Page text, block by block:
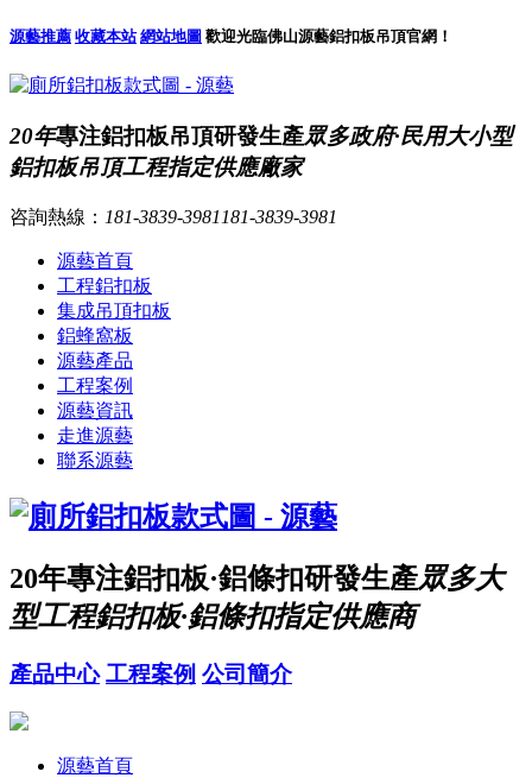
源藝推薦 收藏本站 網站地圖 歡迎光臨佛山源藝鋁扣板吊頂官網！
20年專注鋁扣板吊頂研發生產眾多政府·民用大小型
鋁扣板吊頂工程指定供應廠家
咨詢熱線： 181-3839-3981 181-3839-3981
源藝首頁
工程鋁扣板
集成吊頂扣板
鋁蜂窩板
源藝產品
工程案例
源藝資訊
走進源藝
聯系源藝
20年專注鋁扣板·鋁條扣研發生產眾多大
型工程鋁扣板·鋁條扣指定供應商
產品中心 工程案例 公司簡介
源藝首頁